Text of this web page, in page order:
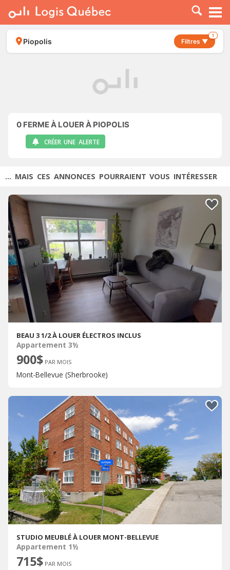
À LOUER
À VENDRE
PLACER UNE ANNONCE
Piopolis Filtres ▼
1
0 FERME À LOUER À PIOPOLIS
CRÉER UNE ALERTE
... MAIS CES ANNONCES POURRAIENT VOUS INTÉRESSER
BEAU 3 1/2 À LOUER ÉLECTROS INCLUS
Appartement 3½
900$ PAR MOIS
Mont-Bellevue (Sherbrooke)
STUDIO MEUBLÉ À LOUER MONT-BELLEVUE
Appartement 1½
715$ PAR MOIS